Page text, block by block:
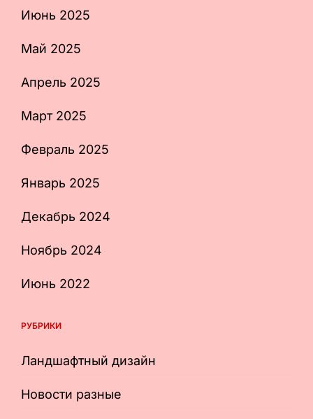
Июнь 2025
Май 2025
Апрель 2025
Март 2025
Февраль 2025
Январь 2025
Декабрь 2024
Ноябрь 2024
Июнь 2022
РУБРИКИ
Ландшафтный дизайн
Новости разные